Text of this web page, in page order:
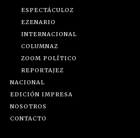
ESPECTÁCULOZ
EZENARIO
INTERNACIONAL
COLUMNAZ
ZOOM POLÍTICO
REPORTAJEZ
NACIONAL
EDICIÓN IMPRESA
NOSOTROS
CONTACTO